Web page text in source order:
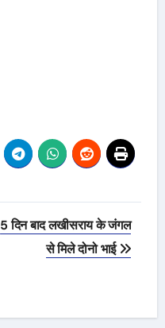
5 दिन बाद लखीसराय के जंगल
से मिले दोनो भाई